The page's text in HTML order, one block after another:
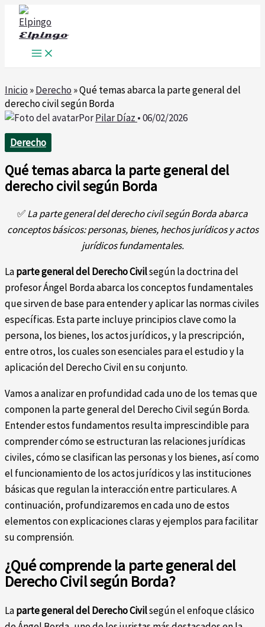
contenido
Elpingo
Inicio »Derecho »Qué temas abarca la parte general del
derecho civil según Borda
PorPilar Díaz •06/02/2026
Derecho
Qué temas abarca la parte general del
derecho civil según Borda
✅La parte general del derecho civil según Borda abarca
conceptos básicos: personas, bienes, hechos jurídicos y actos
jurídicos fundamentales.
Laparte general del Derecho Civilsegún la doctrina del
profesor Ángel Borda abarca los conceptos fundamentales
que sirven de base para entender y aplicar las normas civiles
específicas. Esta parte incluye principios clave como la
persona, los bienes, los actos jurídicos, y la prescripción,
entre otros, los cuales son esenciales para el estudio y la
aplicación del Derecho Civil en su conjunto.
Vamos a analizar en profundidad cada uno de los temas que
componen la parte general del Derecho Civil según Borda.
Entender estos fundamentos resulta imprescindible para
comprender cómo se estructuran las relaciones jurídicas
civiles, cómo se clasifican las personas y los bienes, así como
el funcionamiento de los actos jurídicos y las instituciones
básicas que regulan la interacción entre particulares. A
continuación, profundizaremos en cada uno de estos
elementos con explicaciones claras y ejemplos para facilitar
su comprensión.
¿Qué comprende la parte general del
Derecho Civil según Borda?
Laparte general del Derecho Civilsegún el enfoque clásico